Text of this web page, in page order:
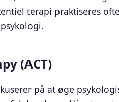
terapi praktiseres
(ACT)
på at øge